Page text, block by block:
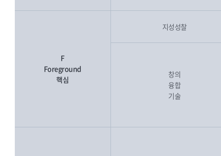
F
Foreground
핵심
지성성찰
창의
융합
기술